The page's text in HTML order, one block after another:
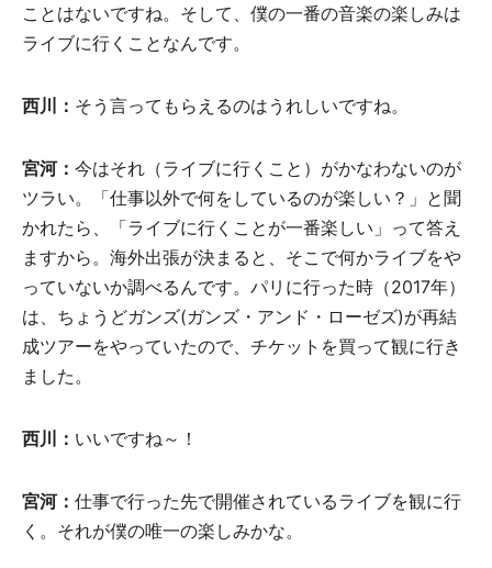
ことはないですね。そして、僕の一番の音楽の楽しみは
ライブに行くことなんです。
西川： そう言ってもらえるのはうれしいですね。
宮河： 今はそれ（ライブに行くこと）がかなわないのが
ツラい。「仕事以外で何をしているのが楽しい？」と聞
かれたら、「ライブに行くことが一番楽しい」って答え
ますから。海外出張が決まると、そこで何かライブをや
っていないか調べるんです。パリに行った時（2017年）
は、ちょうどガンズ(ガンズ・アンド・ローゼズ)が再結
成ツアーをやっていたので、チケットを買って観に行き
ました。
西川： いいですね～！
宮河： 仕事で行った先で開催されているライブを観に行
く。それが僕の唯一の楽しみかな。